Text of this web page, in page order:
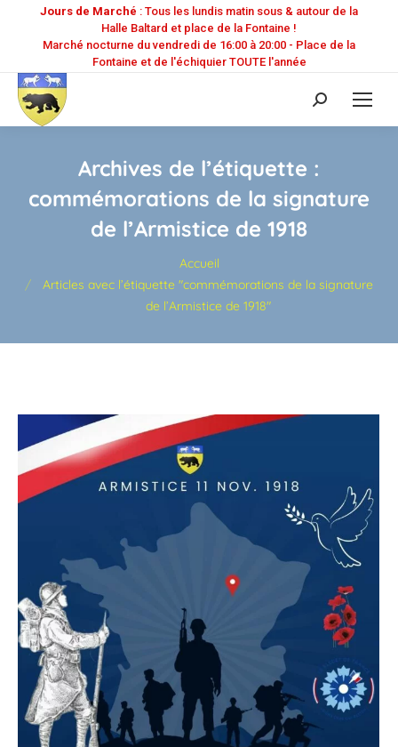
Jours de Marché : Tous les lundis matin sous & autour de la
Halle Baltard et place de la Fontaine !
Marché nocturne du vendredi de 16:00 à 20:00 - Place de la
Fontaine et de l'échiquier TOUTE l'année
Recherche
:
Archives de l’étiquette :
commémorations de la signature
de l’Armistice de 1918
Accueil
Articles avec l’étiquette "commémorations de la signature
de l’Armistice de 1918"